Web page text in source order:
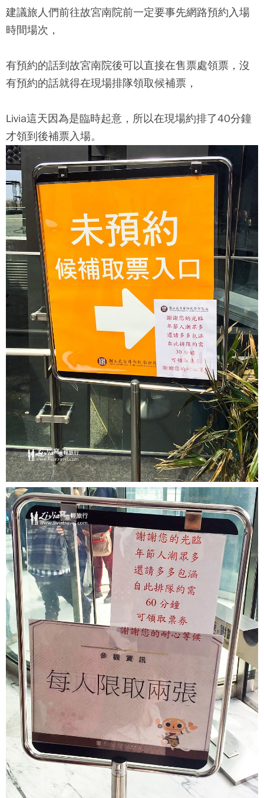
建議旅人們前往故宮南院前一定要事先網路預約入場
時間場次，
有預約的話到 故宮南院後可以直接在售票處領票，沒
有預約的話就得在現場排隊領取候補票，
Livia這天因為是臨時起意，所以在現場約排了40分鐘
才領到後補票入場。